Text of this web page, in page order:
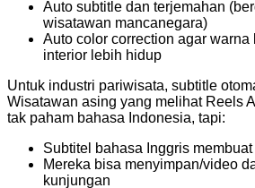
Auto subtitle dan terjemahan
wisatawan mancanegara)
Auto color correction agar warna
interior lebih hidup
Untuk industri pariwisata, subtitle
Wisatawan asing yang melihat Reels
tak paham bahasa Indonesia, tapi:
Subtitel bahasa Inggris
Mereka bisa menyimpan/video
kunjungan